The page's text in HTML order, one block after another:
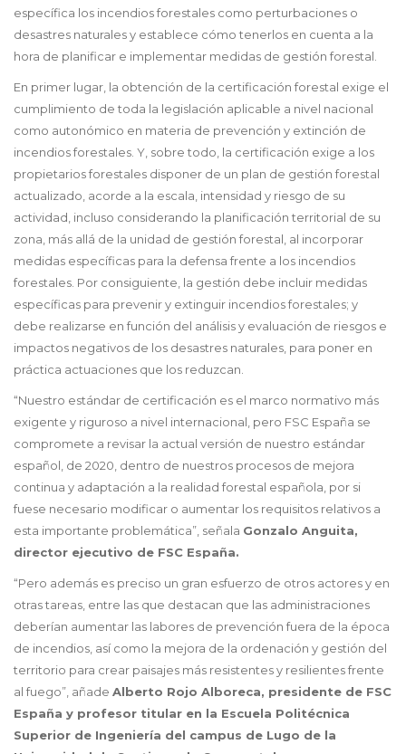
específica los incendios forestales como perturbaciones o
desastres naturales y establece cómo tenerlos en cuenta a la
hora de planificar e implementar medidas de gestión forestal.
En primer lugar, la obtención de la certificación forestal exige el
cumplimiento de toda la legislación aplicable a nivel nacional
como autonómico en materia de prevención y extinción de
incendios forestales. Y, sobre todo, la certificación exige a los
propietarios forestales disponer de un plan de gestión forestal
actualizado, acorde a la escala, intensidad y riesgo de su
actividad, incluso considerando la planificación territorial de su
zona, más allá de la unidad de gestión forestal, al incorporar
medidas específicas para la defensa frente a los incendios
forestales. Por consiguiente, la gestión debe incluir medidas
específicas para prevenir y extinguir incendios forestales; y
debe realizarse en función del análisis y evaluación de riesgos e
impactos negativos de los desastres naturales, para poner en
práctica actuaciones que los reduzcan.
“Nuestro estándar de certificación es el marco normativo más
exigente y riguroso a nivel internacional, pero FSC España se
compromete a revisar la actual versión de nuestro estándar
español, de 2020, dentro de nuestros procesos de mejora
continua y adaptación a la realidad forestal española, por si
fuese necesario modificar o aumentar los requisitos relativos a
esta importante problemática”, señala Gonzalo Anguita,
director ejecutivo de FSC España.
“Pero además es preciso un gran esfuerzo de otros actores y en
otras tareas, entre las que destacan que las administraciones
deberían aumentar las labores de prevención fuera de la época
de incendios, así como la mejora de la ordenación y gestión del
territorio para crear paisajes más resistentes y resilientes frente
al fuego”, añade Alberto Rojo Alboreca, presidente de FSC
España y profesor titular en la Escuela Politécnica
Superior de Ingeniería del campus de Lugo de la